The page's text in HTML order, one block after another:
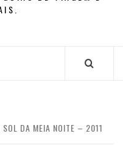
SOL DA MEIA NOITE – 2011